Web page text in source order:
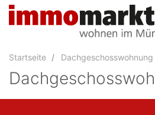
Accessibility
Navigation
zum
Inhalt
Startseite